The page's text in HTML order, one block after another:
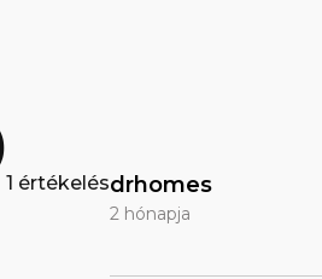
1 értékelésdrhomes
2 hónapja